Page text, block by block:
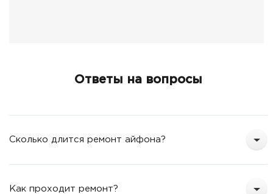
Ответы на вопросы
Сколько длится ремонт айфона?
Как проходит ремонт?